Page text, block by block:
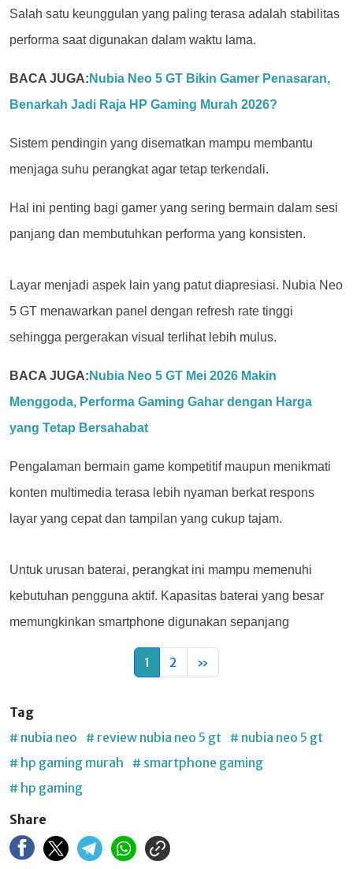
Salah satu keunggulan yang paling terasa adalah stabilitas
performa saat digunakan dalam waktu lama.
BACA JUGA: Nubia Neo 5 GT Bikin Gamer Penasaran,
Benarkah Jadi Raja HP Gaming Murah 2026?
Sistem pendingin yang disematkan mampu membantu
menjaga suhu perangkat agar tetap terkendali.
Hal ini penting bagi gamer yang sering bermain dalam sesi
panjang dan membutuhkan performa yang konsisten.
Layar menjadi aspek lain yang patut diapresiasi. Nubia Neo
5 GT menawarkan panel dengan refresh rate tinggi
sehingga pergerakan visual terlihat lebih mulus.
BACA JUGA: Nubia Neo 5 GT Mei 2026 Makin
Menggoda, Performa Gaming Gahar dengan Harga
yang Tetap Bersahabat
Pengalaman bermain game kompetitif maupun menikmati
konten multimedia terasa lebih nyaman berkat respons
layar yang cepat dan tampilan yang cukup tajam.
Untuk urusan baterai, perangkat ini mampu memenuhi
kebutuhan pengguna aktif. Kapasitas baterai yang besar
memungkinkan smartphone digunakan sepanjang
1 2 »
Tag
# nubia neo
# review nubia neo 5 gt
# nubia neo 5 gt
# hp gaming murah
# smartphone gaming
# hp gaming
Share